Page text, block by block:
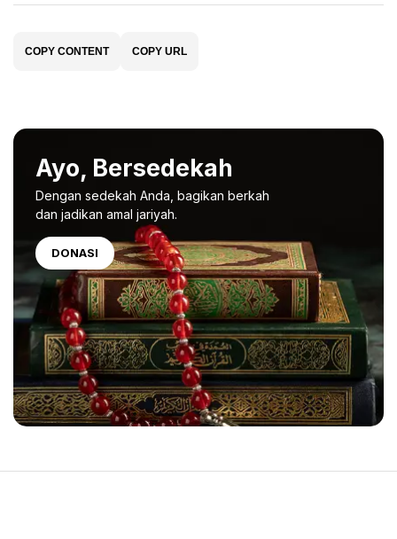
COPY CONTENT COPY URL
Ayo, Bersedekah
Dengan sedekah Anda, bagikan berkah
dan jadikan amal jariyah.
DONASI